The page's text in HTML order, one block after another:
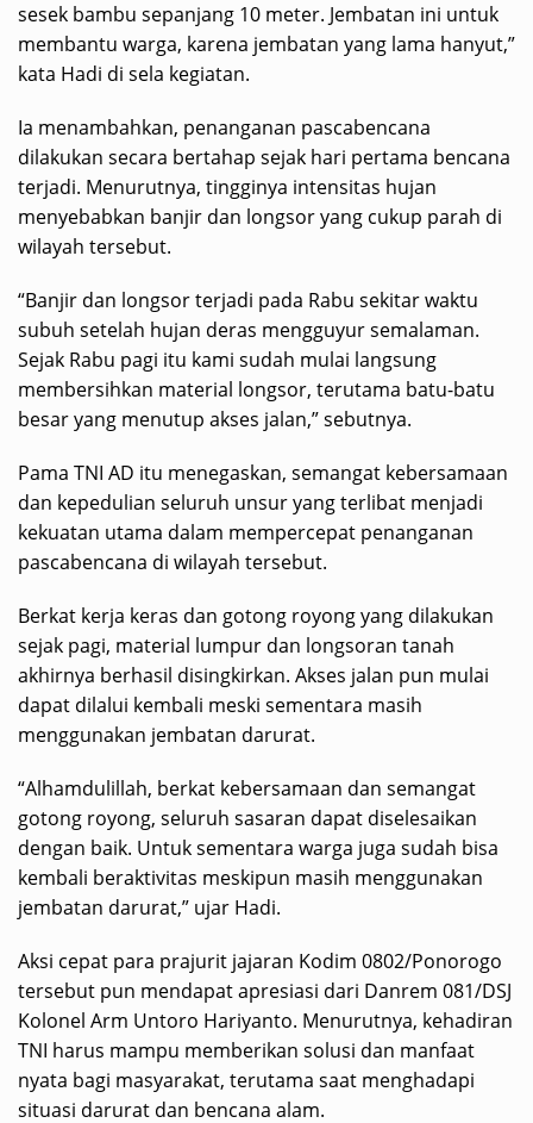
sesek bambu sepanjang 10 meter. Jembatan ini untuk
membantu warga, karena jembatan yang lama hanyut,”
kata Hadi di sela kegiatan.
Ia menambahkan, penanganan pascabencana
dilakukan secara bertahap sejak hari pertama bencana
terjadi. Menurutnya, tingginya intensitas hujan
menyebabkan banjir dan longsor yang cukup parah di
wilayah tersebut.
“Banjir dan longsor terjadi pada Rabu sekitar waktu
subuh setelah hujan deras mengguyur semalaman.
Sejak Rabu pagi itu kami sudah mulai langsung
membersihkan material longsor, terutama batu-batu
besar yang menutup akses jalan,” sebutnya.
Pama TNI AD itu menegaskan, semangat kebersamaan
dan kepedulian seluruh unsur yang terlibat menjadi
kekuatan utama dalam mempercepat penanganan
pascabencana di wilayah tersebut.
Berkat kerja keras dan gotong royong yang dilakukan
sejak pagi, material lumpur dan longsoran tanah
akhirnya berhasil disingkirkan. Akses jalan pun mulai
dapat dilalui kembali meski sementara masih
menggunakan jembatan darurat.
“Alhamdulillah, berkat kebersamaan dan semangat
gotong royong, seluruh sasaran dapat diselesaikan
dengan baik. Untuk sementara warga juga sudah bisa
kembali beraktivitas meskipun masih menggunakan
jembatan darurat,” ujar Hadi.
Aksi cepat para prajurit jajaran Kodim 0802/Ponorogo
tersebut pun mendapat apresiasi dari Danrem 081/DSJ
Kolonel Arm Untoro Hariyanto. Menurutnya, kehadiran
TNI harus mampu memberikan solusi dan manfaat
nyata bagi masyarakat, terutama saat menghadapi
situasi darurat dan bencana alam.